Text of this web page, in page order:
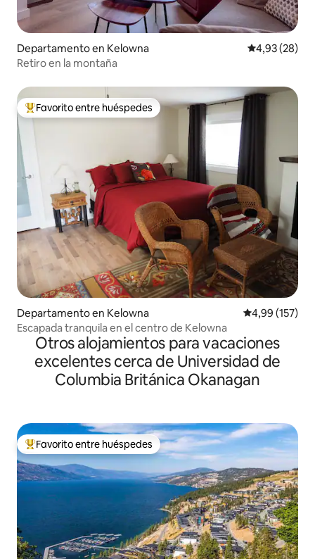
Departamento en Kelowna Calificación
4,93 (28)
Retiro en la montaña
Favorito entre los huéspedes más destacados
Favorito entre huéspedes
Departamento en Kelowna Calificación
4,99 (157)
Escapada tranquila en el centro de Kelowna
Otros alojamientos para vacaciones
excelentes cerca de Universidad de
Columbia Británica Okanagan
Favorito entre los huéspedes más destacados
Favorito entre huéspedes